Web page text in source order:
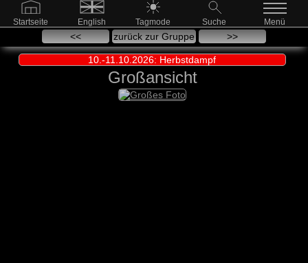
Startseite English Tagmode Suche Menü
<< zurück zur Gruppe >>
10.-11.10.2026: Herbstdampf
Großansicht